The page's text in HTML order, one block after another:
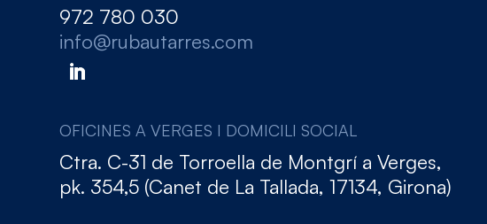
972 780 030
info@rubautarres.com
OFICINES A VERGES I DOMICILI SOCIAL
Ctra. C-31 de Torroella de Montgrí a Verges,
pk. 354,5 (Canet de La Tallada, 17134, Girona)